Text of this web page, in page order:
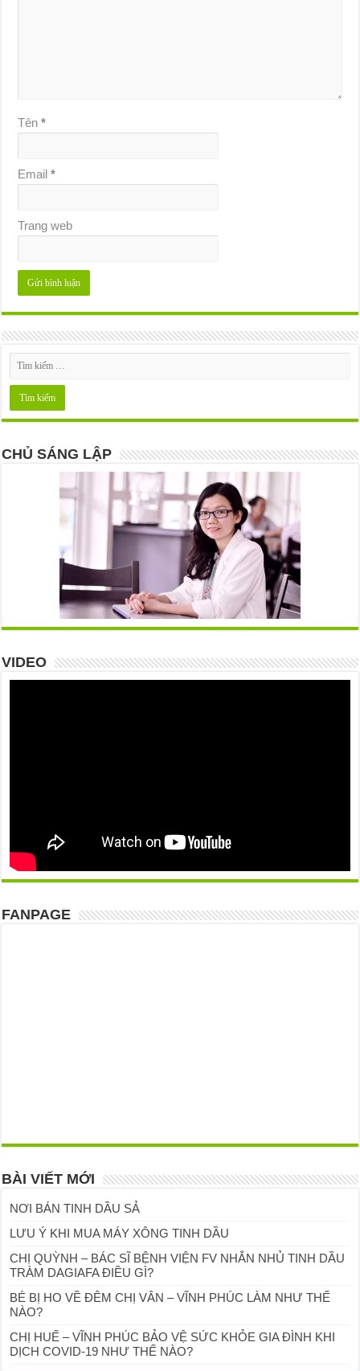
Tên*
Email*
Trang web
CHỦ SÁNG LẬP
VIDEO
FANPAGE
BÀI VIẾT MỚI
NƠI BÁN TINH DẦU SẢ
LƯU Ý KHI MUA MÁY XÔNG TINH DẦU
CHỊ QUỲNH – BÁC SĨ BỆNH VIỆN FV NHẮN NHỦ TINH DẦU
TRÀM DAGIAFA ĐIỀU GÌ?
BÉ BỊ HO VỀ ĐÊM CHỊ VÂN – VĨNH PHÚC LÀM NHƯ THẾ
NÀO?
CHỊ HUẾ – VĨNH PHÚC BẢO VỆ SỨC KHỎE GIA ĐÌNH KHI
DỊCH COVID-19 NHƯ THẾ NÀO?